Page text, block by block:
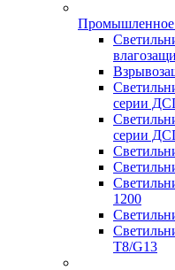
Промышленное
серии
серии
1200
T8/G13